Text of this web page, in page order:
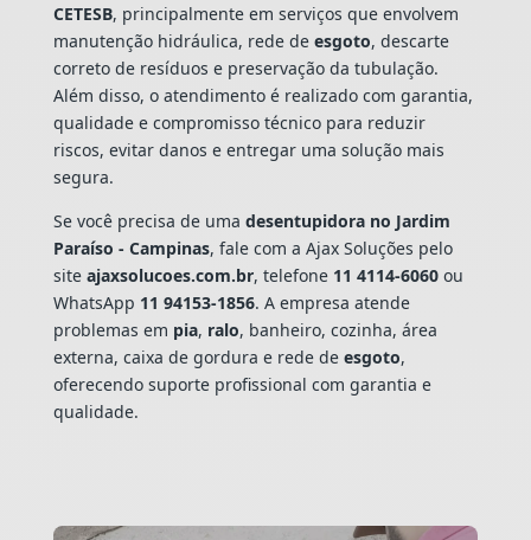
CETESB, principalmente em serviços que envolvem
manutenção hidráulica, rede de esgoto, descarte
correto de resíduos e preservação da tubulação.
Além disso, o atendimento é realizado com garantia,
qualidade e compromisso técnico para reduzir
riscos, evitar danos e entregar uma solução mais
segura.
Se você precisa de uma desentupidora no Jardim
Paraíso - Campinas, fale com a Ajax Soluções pelo
site ajaxsolucoes.com.br, telefone 11 4114-6060ou
WhatsApp 11 94153-1856. A empresa atende
problemas em pia, ralo, banheiro, cozinha, área
externa, caixa de gordura e rede de esgoto,
oferecendo suporte profissional com garantia e
qualidade.